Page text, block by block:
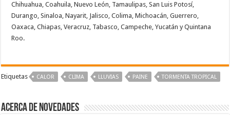
Chihuahua, Coahuila, Nuevo León, Tamaulipas, San Luis Potosí,
Durango, Sinaloa, Nayarit, Jalisco, Colima, Michoacán, Guerrero,
Oaxaca, Chiapas, Veracruz, Tabasco, Campeche, Yucatán y Quintana
Roo.
Etiquetas CALOR CLIMA LLUVIAS PAINE TORMENTA TROPICAL
Acerca de NOVEDADES